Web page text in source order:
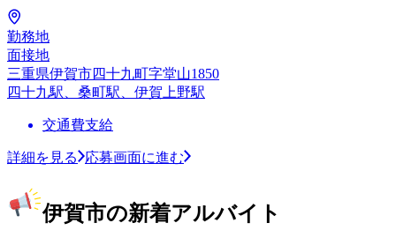
勤務地
面接地
三重県伊賀市四十九町字堂山1850
四十九駅、桑町駅、伊賀上野駅
交通費支給
詳細を見る 応募画面に進む
伊賀市の新着アルバイト